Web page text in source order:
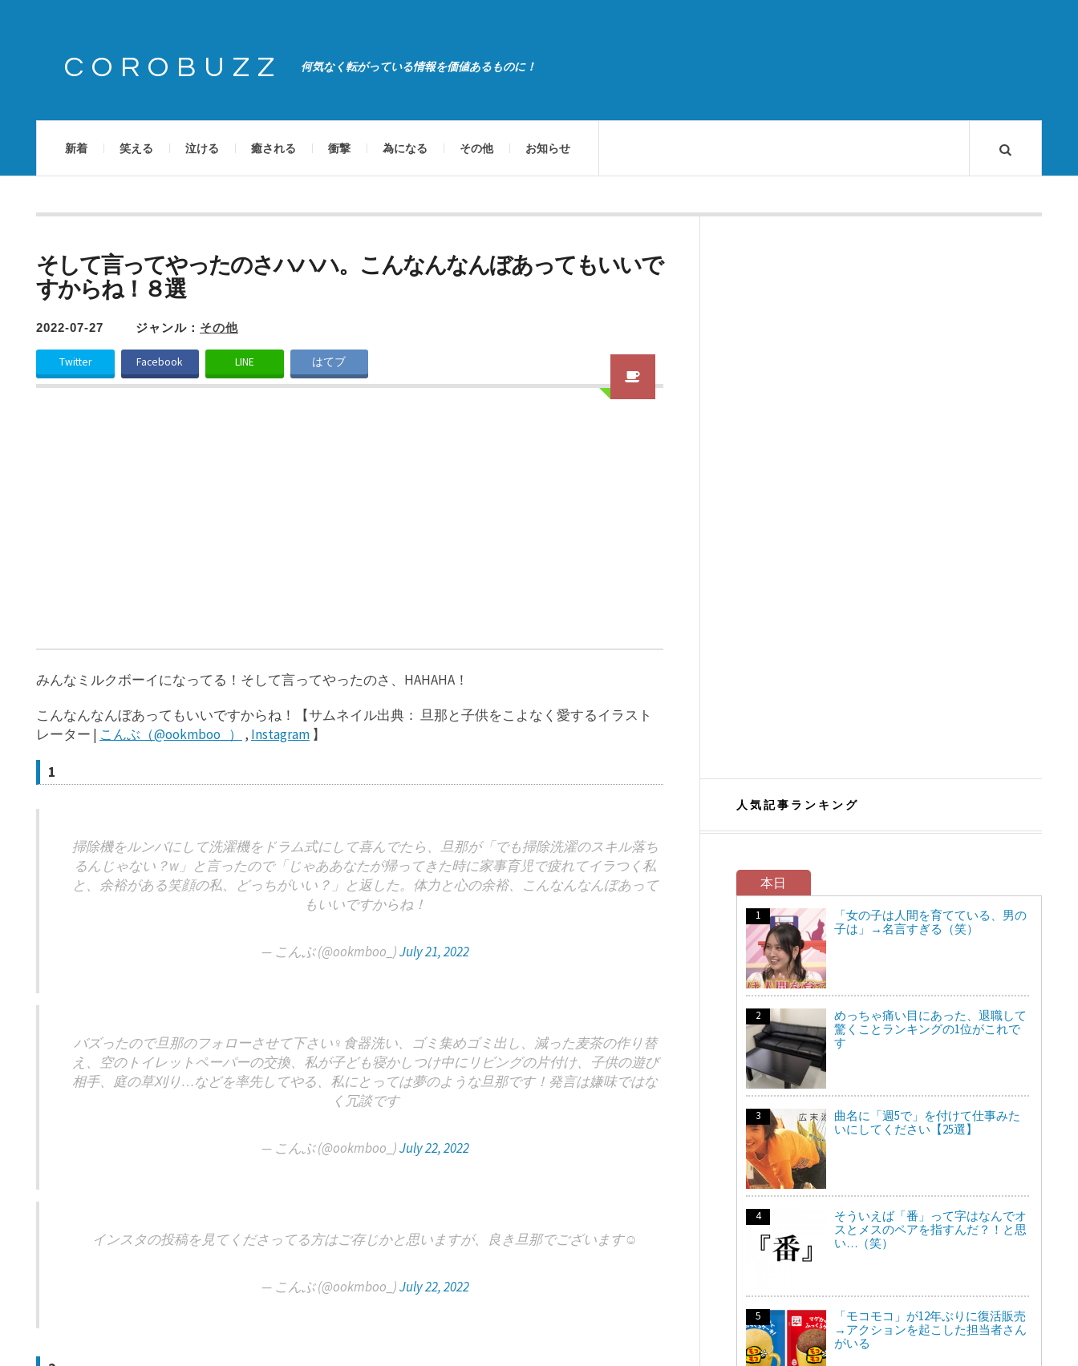
COROBUZZ 何気なく転がっている情報を価値あるものに！
新着 笑える 泣ける 癒される 衝撃 為になる その他 お知らせ
そして言ってやったのさハハハ。こんなんなんぼあってもいいで
すからね！８選
2022-07-27 ジャンル： その他
Twitter Facebook LINE はてブ
みんなミルクボーイになってる！そして言ってやったのさ、HAHAHA！
こんなんなんぼあってもいいですからね！【サムネイル出典： 旦那と子供をこよなく愛するイラスト
レーター | こんぶ（@ookmboo_） , Instagram 】
1
掃除機をルンバにして洗濯機をドラム式にして喜んでたら、旦那が「でも掃除洗濯のスキル落ち
るんじゃない？w」と言ったので「じゃああなたが帰ってきた時に家事育児で疲れてイラつく私
と、余裕がある笑顔の私、どっちがいい？」と返した。体力と心の余裕、こんなんなんぼあって
もいいですからね！
— こんぶ (@ookmboo_)July 21, 2022
バズったので旦那のフォローさせて下さい‍♀️食器洗い、ゴミ集めゴミ出し、減った麦茶の作り替
え、空のトイレットペーパーの交換、私が子ども寝かしつけ中にリビングの片付け、子供の遊び
相手、庭の草刈り…などを率先してやる、私にとっては夢のような旦那です！発言は嫌味ではな
く冗談です
— こんぶ (@ookmboo_)July 22, 2022
インスタの投稿を見てくださってる方はご存じかと思いますが、良き旦那でございます☺️
— こんぶ (@ookmboo_)July 22, 2022
人気記事ランキング
本日
「女の子は人間を育てている、男の
子は」→名言すぎる（笑）
めっちゃ痛い目にあった、退職して
驚くことランキングの1位がこれで
す
曲名に「週5で」を付けて仕事みた
いにしてください【25選】
そういえば「番」って字はなんでオ
スとメスのペアを指すんだ？！と思
い…（笑）
「モコモコ」が12年ぶりに復活販売
→アクションを起こした担当者さん
がいる